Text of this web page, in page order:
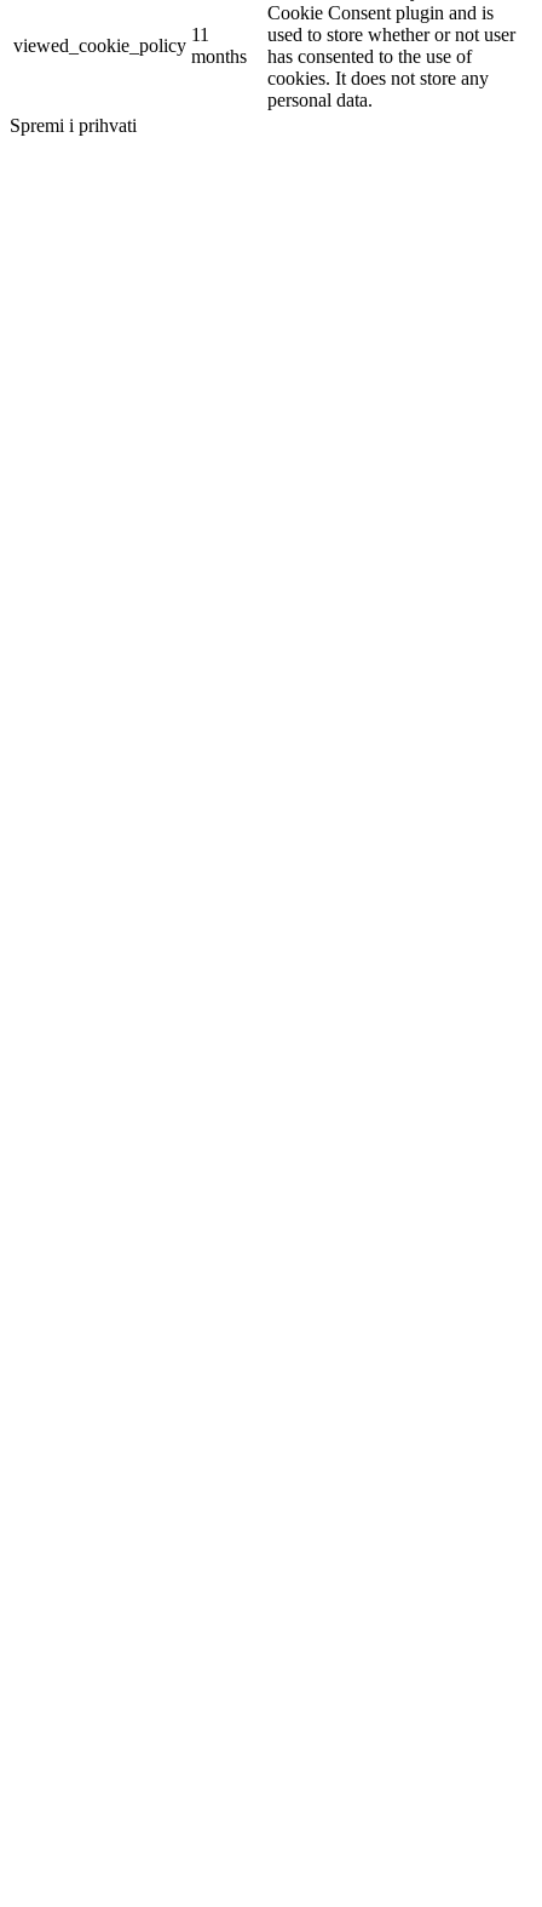
viewed_cookie_policy
11
months
Cookie Consent plugin and is
used to store whether or not user
has consented to the use of
cookies. It does not store any
personal data.
Spremi i prihvati